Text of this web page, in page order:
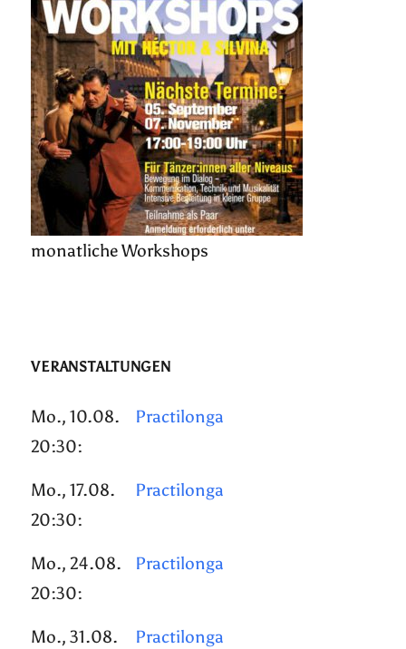
monatliche Workshops
VERANSTALTUNGEN
Mo., 10.08.
20:30:
Practilonga
Mo., 17.08.
20:30:
Practilonga
Mo., 24.08.
20:30:
Practilonga
Mo., 31.08.
Practilonga